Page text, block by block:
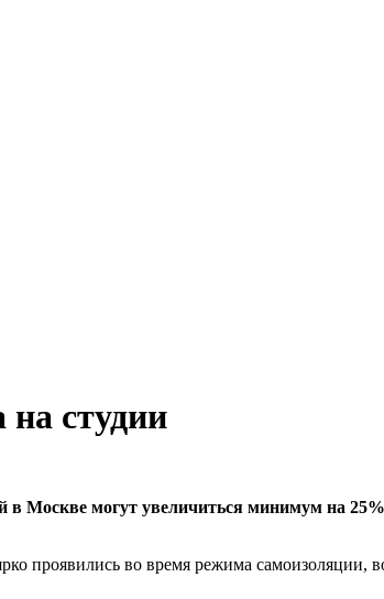
студии
в Москве могут увеличиться минимум на
проявились во время режима самоизоляции,